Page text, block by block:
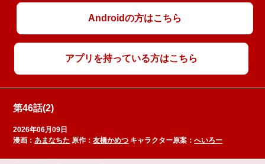
Androidの方はこちら
アプリを持っている方はこちら
第46話(2)
2026年06月09日
漫画：あまなちた 原作：友橋かめつ キャラクター原案：へいろー